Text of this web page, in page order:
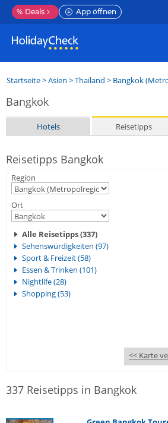
% Deals App öffnen
Startseite>Asien >Thailand > Bangkok
Bangkok
Hotels Reisetipps
Reisetipps Bangkok
Region
Ort
Alle Reisetipps (337)
Sehenswürdigkeiten (97)
Sport & Freizeit (58)
Essen & Trinken (101)
Nightlife (28)
Shopping (53)
<< Karte
337 Reisetipps in Bangkok